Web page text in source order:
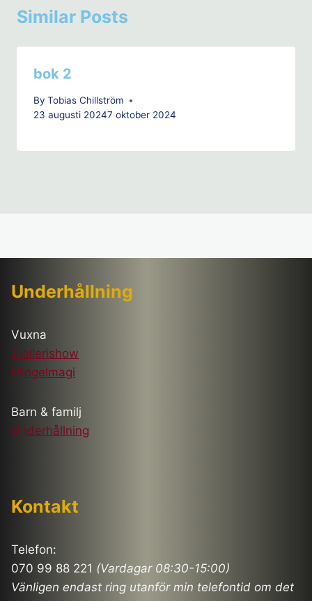
Similar Posts
bok 2
By Tobias Chillström
23 augusti 20247 oktober 2024
Underhållning
Vuxna
Trollerishow
Mingelmagi
Barn & familj
Underhållning
Kontakt
Telefon:
070 99 88 221 (Vardagar 08:30-15:00)
Vänligen endast ring utanför min telefontid om det